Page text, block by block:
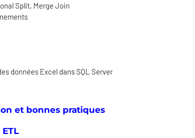
Split, Merge Join
données Excel dans SQL Server
et bonnes pratiques